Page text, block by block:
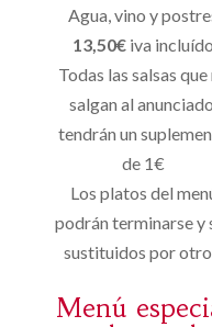
Agua, vino y
13,50€ iva incluído
Todas las salsas que
salgan al
tendrán un
de 1€
Los platos del
podrán terminarse y
sustituidos por
Menú